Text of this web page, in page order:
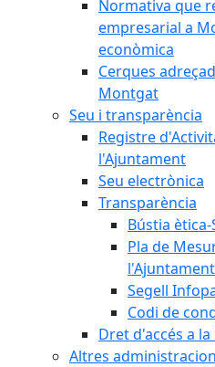
Normativa que
empresarial a
econòmica
Cerques
Montgat
Seu i transparència
Registre
l'Ajuntament
Seu electrònica
Transparència
Bústia
Pla de
Segell
Codi de
Dret d'accés a
Altres